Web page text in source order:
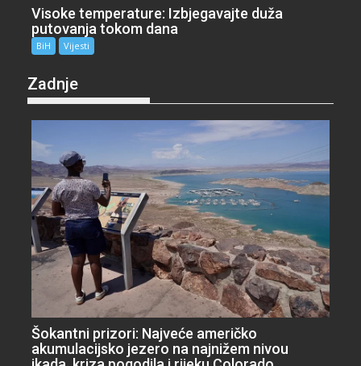
Visoke temperature: Izbjegavajte duža
putovanja tokom dana
BiH Vijesti
Zadnje
Šokantni prizori: Najveće američko
akumulacijsko jezero na najnižem nivou